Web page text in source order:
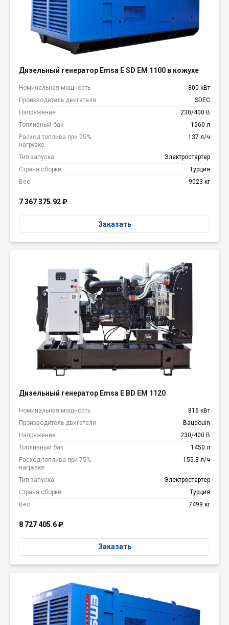
Дизельный генератор Emsa E SD EM 1100 в кожухе
Номинальная мощность
800 кВт
Производитель двигателя
SDEC
Напряжение
230/400 В
Топливный бак
1560 л
Расход топлива при 75%
нагрузке
137 л/ч
Тип запуска
Электростартер
Страна сборки
Турция
Вес
9023 кг
7 367 375.92₽
Заказать
Дизельный генератор Emsa E BD EM 1120
Номинальная мощность
816 кВт
Производитель двигателя
Baudouin
Напряжение
230/400 В
Топливный бак
1450 л
Расход топлива при 75%
нагрузке
155.3 л/ч
Тип запуска
Электростартер
Страна сборки
Турция
Вес
7499 кг
8 727 405.6₽
Заказать